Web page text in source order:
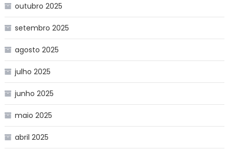
outubro 2025
setembro 2025
agosto 2025
julho 2025
junho 2025
maio 2025
abril 2025